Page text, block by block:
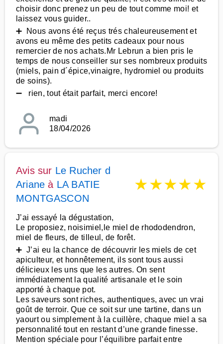
choisir donc prenez un peu de tout comme moi! et
laissez vous guider..
➕ Nous avons été reçus trés chaleureusement et
avons eu même des petits cadeaux pour nous
remercier de nos achats.Mr Lebrun a bien pris le
temps de nous conseiller sur ses nombreux produits
(miels, pain d´épice,vinaigre, hydromiel ou produits
de soins).
➖ rien, tout était parfait, merci encore!
madi
18/04/2026
Avis sur Le Rucher d
Ariane à LA BATIE
MONTGASCON
★★★★★
J’ai essayé la dégustation,
Le proposiez, noisimiel,le miel de rhododendron,
miel de fleurs, de tilleul, de forêt.
➕ J’ai eu la chance de découvrir les miels de cet
apiculteur, et honnêtement, ils sont tous aussi
délicieux les uns que les autres. On sent
immédiatement la qualité artisanale et le soin
apporté à chaque pot.
Les saveurs sont riches, authentiques, avec un vrai
goût de terroir. Que ce soit sur une tartine, dans un
yaourt ou simplement à la cuillère, chaque miel a sa
personnalité tout en restant d’une grande finesse.
Mention spéciale pour l’équilibre parfait entre